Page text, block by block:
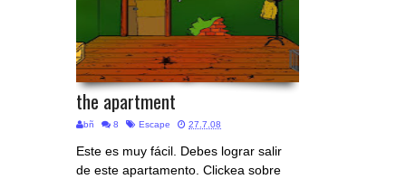
the apartment
bñ 8 Escape 27.7.08
Este es muy fácil. Debes lograr salir
de este apartamento. Clickea sobre